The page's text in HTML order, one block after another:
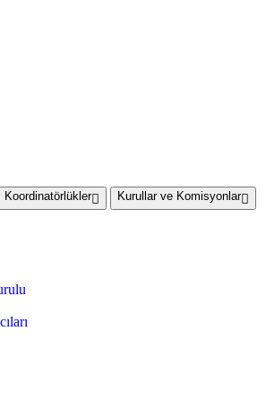
Koordinatörlükler
Kurullar ve Komisyonlar